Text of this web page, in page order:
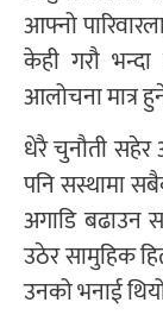
आफ्नो
केही गरौ भन्दा
आलोचना मात्र
धेरै चुनौती
पनि सस्थामा
अगाडि बढाउन
उठेर सामुहिक
उनको भनाई